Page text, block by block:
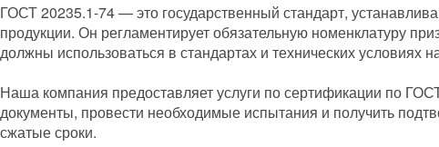
ГОСТ 20235.1-74 — это государственный стандарт,
продукции. Он регламентирует обязательную номенклатуру
должны использоваться в стандартах и технических условиях
Наша компания предоставляет услуги по сертификации по
документы, провести необходимые испытания и получить
сжатые сроки.